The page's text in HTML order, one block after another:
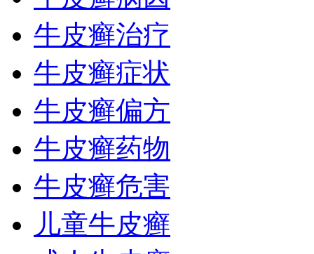
牛皮癣治疗
牛皮癣症状
牛皮癣偏方
牛皮癣药物
牛皮癣危害
儿童牛皮癣